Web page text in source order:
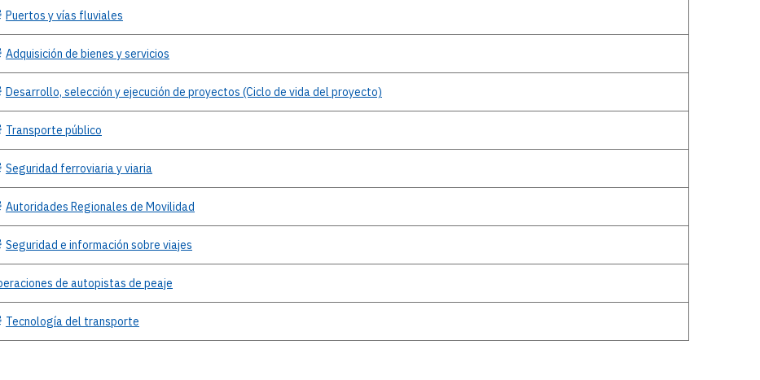
Puertos y vías fluviales
Adquisición de bienes y servicios
Desarrollo, selección y ejecución de proyectos (Ciclo de vida del proyecto)
Transporte público
Seguridad ferroviaria y viaria
Autoridades Regionales de Movilidad
Seguridad e información sobre viajes
de autopistas de peaje
Tecnologíadel transporte